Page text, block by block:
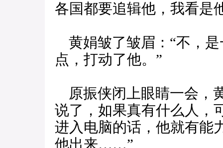
各国都要追辑他，我看是
黄娟皱了皱眉：“不，是
点，打动了他。”
原振侠闭上眼睛一会，
说了，如果真有什么人，
进入电脑的话，他就有能
他出来……”